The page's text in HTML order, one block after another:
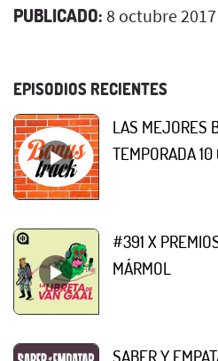
PUBLICADO: 8 octubre 2017
EPISODIOS RECIENTES
LAS MEJORES
TEMPORADA 10
#391 X
MÁRMOL
SABER Y